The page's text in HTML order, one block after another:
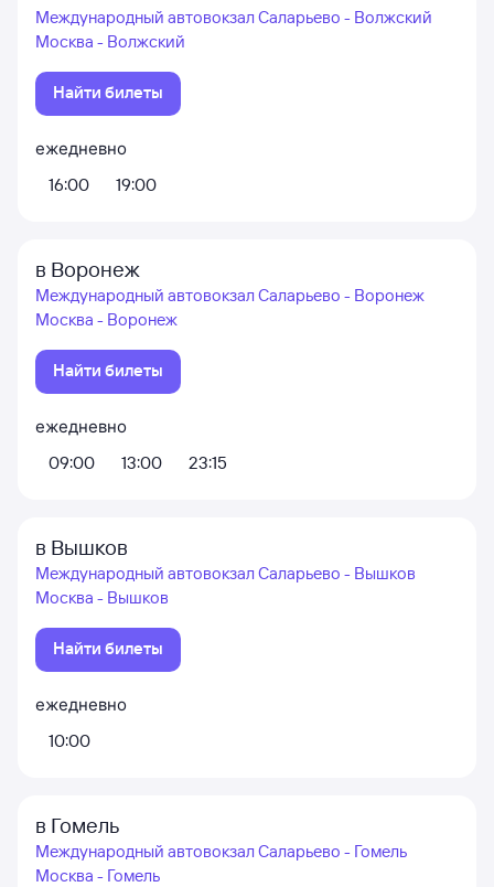
Международный автовокзал Саларьево - Волжский
Москва - Волжский
Найти билеты
ежедневно
16:00
19:00
в Воронеж
Международный автовокзал Саларьево - Воронеж
Москва - Воронеж
Найти билеты
ежедневно
09:00
13:00 23:15
в Вышков
Международный автовокзал Саларьево - Вышков
Москва - Вышков
Найти билеты
ежедневно
10:00
в Гомель
Международный автовокзал Саларьево - Гомель
Москва - Гомель